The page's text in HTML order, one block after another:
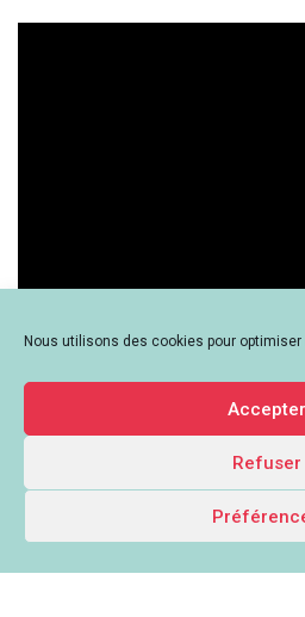
Nous utilisons des cookies pour optimiser
Accepter
Refuser
Le Mouvement associatif Auvergne-
légales